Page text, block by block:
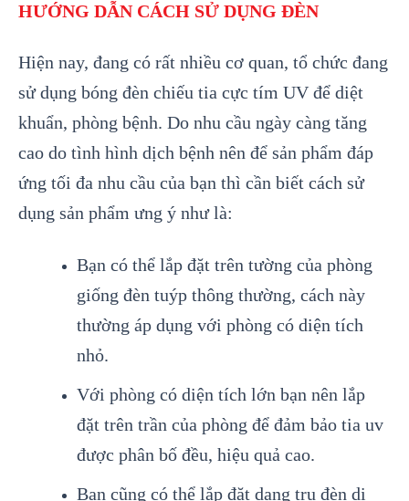
HƯỚNG DẪN CÁCH SỬ DỤNG ĐÈN
Hiện nay, đang có rất nhiều cơ quan, tổ chức đang
sử dụng bóng đèn chiếu tia cực tím UV để diệt
khuẩn, phòng bệnh. Do nhu cầu ngày càng tăng
cao do tình hình dịch bệnh nên để sản phẩm đáp
ứng tối đa nhu cầu của bạn thì cần biết cách sử
dụng sản phẩm ưng ý như là:
Bạn có thể lắp đặt trên tường của phòng
giống đèn tuýp thông thường, cách này
thường áp dụng với phòng có diện tích
nhỏ.
Với phòng có diện tích lớn bạn nên lắp
đặt trên trần của phòng để đảm bảo tia uv
được phân bố đều, hiệu quả cao.
Bạn cũng có thể lắp đặt dạng trụ đèn di